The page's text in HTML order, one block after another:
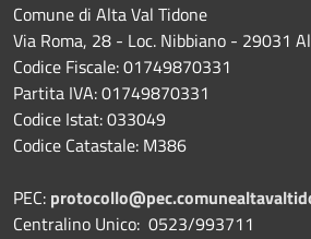
Comune di Alta Val Tidone
Via Roma, 28 - Loc. Nibbiano - 29031
Codice Fiscale: 01749870331
Partita IVA: 01749870331
Codice Istat: 033049
Codice Catastale: M386
PEC:
Centralino Unico: 0523/993711